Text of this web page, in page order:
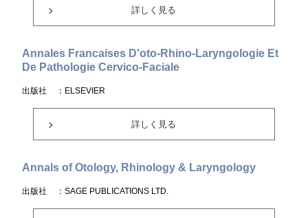
詳しく見る
Annales Francaises D'oto-Rhino-Laryngologie Et
De Pathologie Cervico-Faciale
出版社 ：ELSEVIER
詳しく見る
Annals of Otology, Rhinology & Laryngology
出版社 ：SAGE PUBLICATIONS LTD.